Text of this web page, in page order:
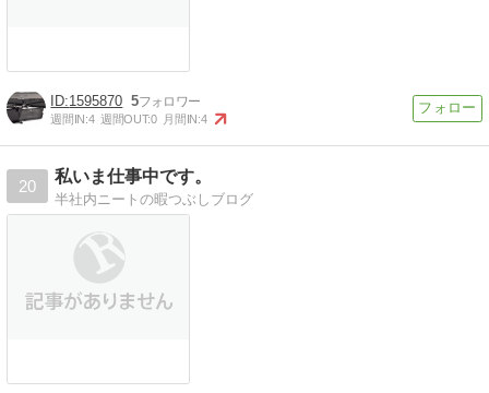
1595870 5
週間IN:4 週間OUT:0 月間IN:4
20
私いま仕事中です。
半社内ニートの暇つぶしブログ